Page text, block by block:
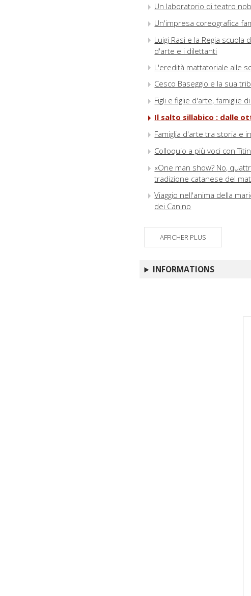
Un laboratorio di teatro
Un'impresa coreografica
Luigi Rasi e la Regia
d'arte e i dilettanti
L'eredità mattatoriale alle
Cesco Baseggio e la sua
Figli e figlie d'arte, famiglie
Il salto sillabico : dalle
Famiglia d'arte tra storia e
Colloquio a più voci con
«One man show? No,
tradizione catanese del
Viaggio nell'anima della
dei Canino
AFFICHER PLUS
INFORMATIONS